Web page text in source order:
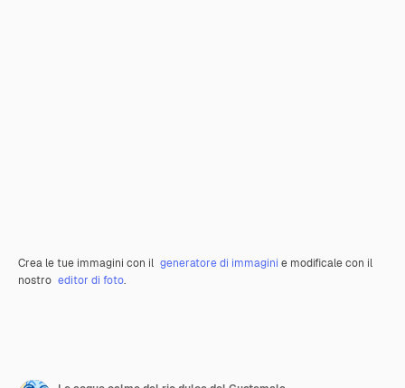
Crea le tue immagini con il generatore di immagini e modificale con il
nostro editor di foto.